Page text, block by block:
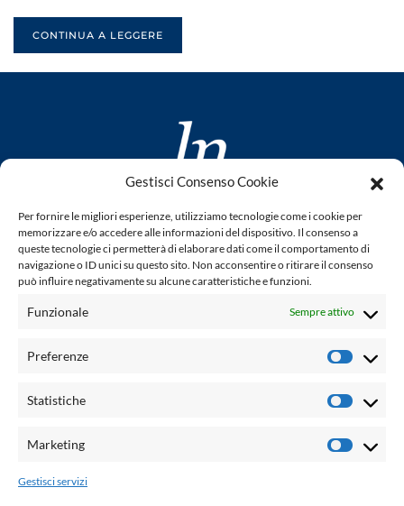
Gestisci Consenso Cookie
Per fornire le migliori esperienze, utilizziamo tecnologie come i cookie per
memorizzare e/o accedere alle informazioni del dispositivo. Il consenso a
queste tecnologie ci permetterà di elaborare dati come il comportamento di
navigazione o ID unici su questo sito. Non acconsentire o ritirare il consenso
può influire negativamente su alcune caratteristiche e funzioni.
Funzionale Sempre attivo
Preferenze
Statistiche
Marketing
Gestisci servizi
CONTINUA A LEGGERE
www.laletteraturaenoi.it
fondato da Romano Luperini
Questo blog non rappresenta una testata giornalistica in
quanto viene aggiornato senza alcuna periodicità. Non può
legge n° 62 del 7.03.2001. L'autore non è responsabile per
email: